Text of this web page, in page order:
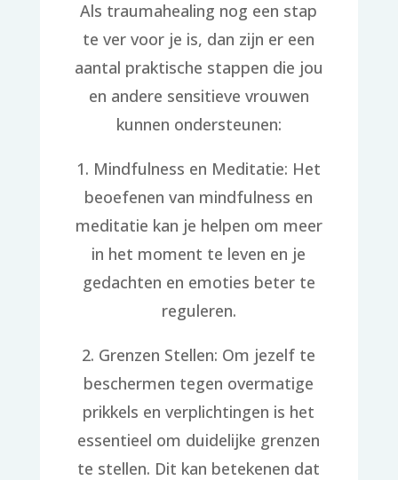
Als traumahealing nog een stap
te ver voor je is, dan zijn er een
aantal praktische stappen die jou
en andere sensitieve vrouwen
kunnen ondersteunen:
1. Mindfulness en Meditatie: Het
beoefenen van mindfulness en
meditatie kan je helpen om meer
in het moment te leven en je
gedachten en emoties beter te
reguleren.
2. Grenzen Stellen: Om jezelf te
beschermen tegen overmatige
prikkels en verplichtingen is het
essentieel om duidelijke grenzen
te stellen. Dit kan betekenen dat